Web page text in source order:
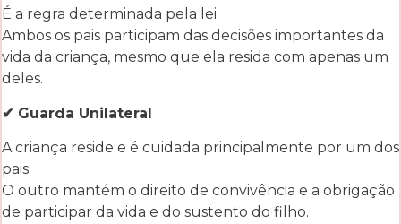
É a regra determinada pela lei.
Ambos os pais participam das decisões importantes da
vida da criança, mesmo que ela resida com apenas um
deles.
✔ Guarda Unilateral
A criança reside e é cuidada principalmente por um dos
pais.
O outro mantém o direito de convivência e a obrigação
de participar da vida e do sustento do filho.